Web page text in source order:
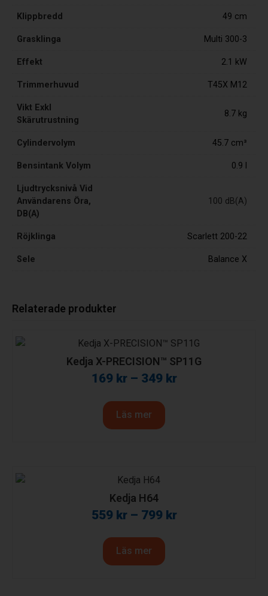
Klippbredd 49 cm
Grasklinga Multi 300-3
Effekt 2.1 kW
Trimmerhuvud T45X M12
Vikt Exkl
Skärutrustning
8.7 kg
Cylindervolym 45.7 cm³
Bensintank Volym 0.9 l
Ljudtrycksnivå Vid
Användarens Öra,
DB(A)
100 dB(A)
Röjklinga Scarlett 200-22
Sele Balance X
Relaterade produkter
Kedja X-PRECISION™ SP11G
169 kr– 349 kr
Läs mer
Kedja H64
559 kr– 799 kr
Läs mer